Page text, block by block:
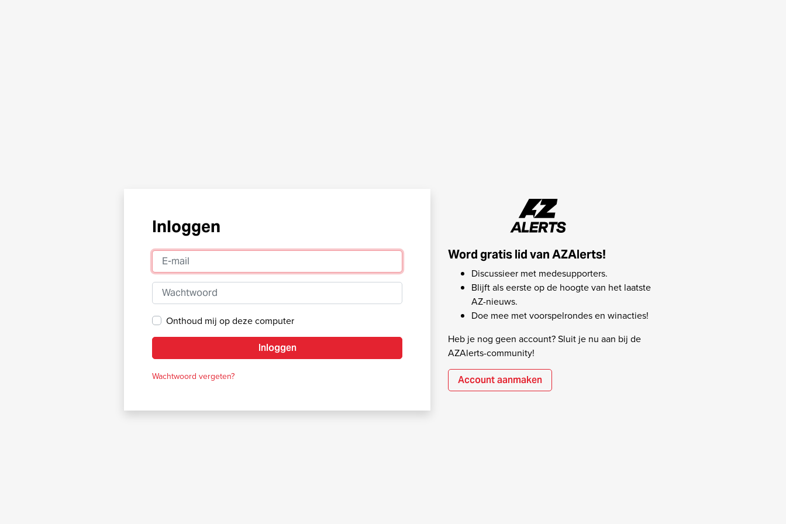
Inloggen
E-mail
Wachtwoord
Onthoud mij op deze computer
Inloggen
Wachtwoord vergeten?
Word gratis lid van AZAlerts!
Discussieer met medesupporters.
Blijft als eerste op de hoogte van het laatste
AZ-nieuws.
Doe mee met voorspelrondes en winacties!
Heb je nog geen account? Sluit je nu aan bij de
AZAlerts-community!
Account aanmaken